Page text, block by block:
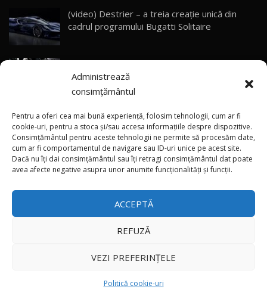
Administrează
consimțământul
Pentru a oferi cea mai bună experiență, folosim tehnologii, cum ar fi
cookie-uri, pentru a stoca și/sau accesa informațiile despre dispozitive.
Consimțământul pentru aceste tehnologii ne permite să procesăm date,
cum ar fi comportamentul de navigare sau ID-uri unice pe acest site.
Dacă nu îți dai consimțământul sau îți retragi consimțământul dat poate
avea afecte negative asupra unor anumite funcționalități și funcții.
ACCEPTĂ
REFUZĂ
VEZI PREFERINȚELE
Politică cookie-uri
30
Primele impresii despre BYD Seal U DM-i,
Sealion 7 și Seal 5 DM-i / Test Drive
AutoBlog.MD
13:56
Noul Volvo EX90 / Test Drive AutoBlog.MD
32:06
33
MG RX5 - își merită banii? / Test Drive
AutoBlog.MD
34
Noul DACIA DUSTER DIESEL! Primul test drive în
română
Noul Mercedes-Benz E 350 e - cât consumă?! /
Test Drive AutoBlog.MD
(video) Destrier – a treia creație unică din
cadrul programului Bugatti Solitaire
(video) SRT prezintă tehnologia eBoost Air
care elimină decalajul turbo
ANRE: Detensionarea relativă a situației din
Golf influențează prețurile la carburanți în
Moldova
(foto/video) Imaginea zilei: Și în SUA polițiștii
uneori „stau în tufari”
×